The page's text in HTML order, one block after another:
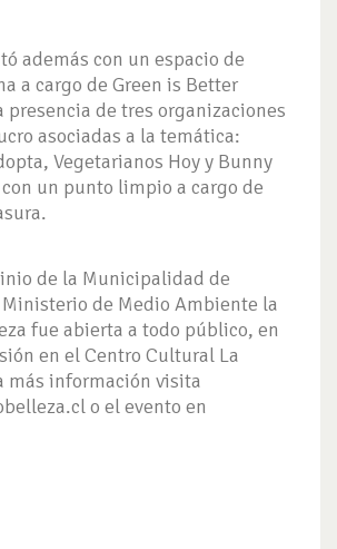
además con un espacio de
a cargo de Green is Better
presencia de tres organizaciones
asociadas a la temática:
Vegetarianos Hoy y Bunny
un punto limpio a cargo de
de la Municipalidad de
de Medio Ambiente la
fue abierta a todo público, en
en el Centro Cultural La
más información visita
o el evento en